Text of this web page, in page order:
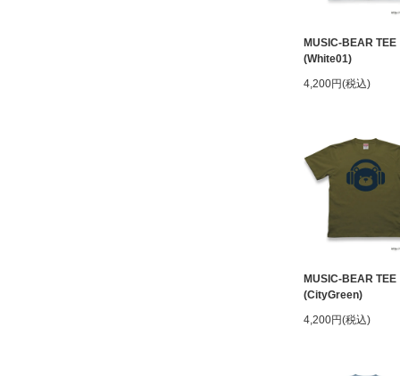
MUSIC-BEAR TEE
(White01)
4,200円(税込)
MUSIC-BEAR TEE
(CityGreen)
4,200円(税込)